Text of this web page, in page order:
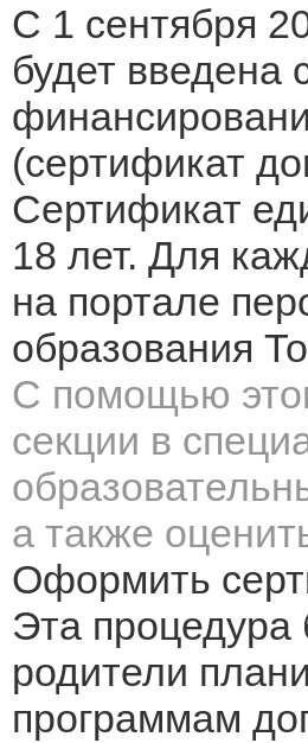
С 1 сентября
будет введена
(сертификат
Сертификат
18 лет. Для
на портале
образования
С помощью
секции в
а также
Оформить
Эта процедура
родители
программам